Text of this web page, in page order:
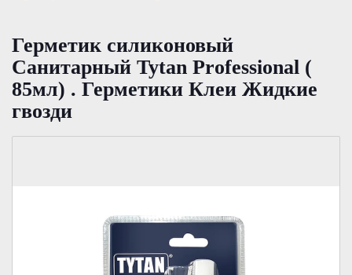
Герметик силиконовый
Санитарный Tytan Professional (
85мл) . Герметики Клеи Жидкие
гвозди